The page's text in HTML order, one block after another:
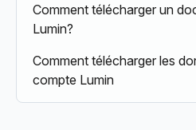
Comment télécharger un
Lumin?
Comment télécharger les
compte Lumin